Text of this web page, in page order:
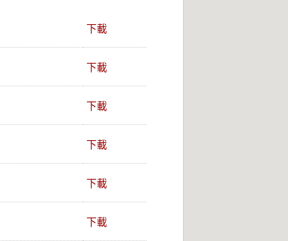
下載
下載
下載
下載
下載
下載